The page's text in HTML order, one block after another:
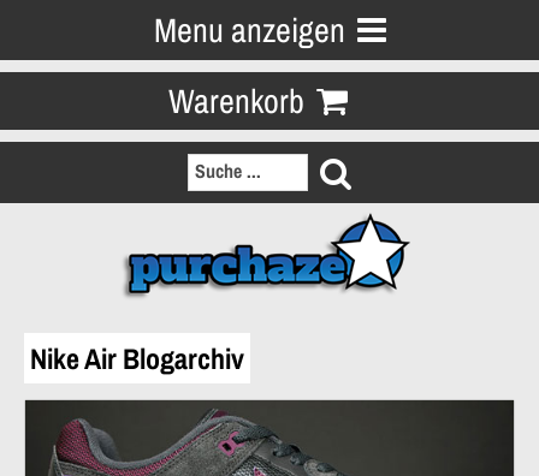
Menu anzeigen
Warenkorb
Nike Air Blogarchiv